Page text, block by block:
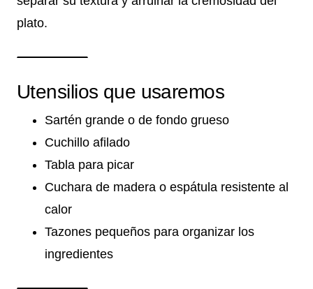
plato.
Utensilios que usaremos
Sartén grande o de fondo grueso
Cuchillo afilado
Tabla para picar
Cuchara de madera o espátula resistente al
calor
Tazones pequeños para organizar los
ingredientes